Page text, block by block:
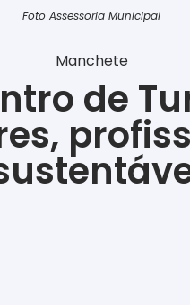
Foto Assessoria Municipal
Manchete
de